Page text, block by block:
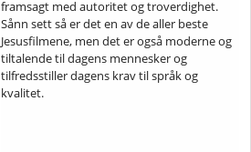
framsagt med autoritet og troverdighet.
Sånn sett så er det en av de aller beste
Jesusfilmene, men det er også moderne og
tiltalende til dagens mennesker og
tilfredsstiller dagens krav til språk og
kvalitet.